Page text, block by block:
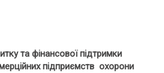
та фінансової підтримки
підприємств охорони